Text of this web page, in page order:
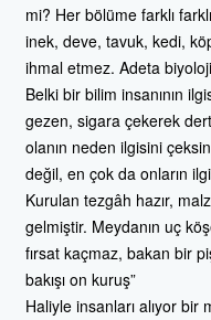
mi? Her bölüme farklı
inek, deve, tavuk, kedi,
ihmal etmez. Adeta
Belki bir bilim insanının
gezen, sigara çekerek
olanın neden ilgisini
değil, en çok da onların
Kurulan tezgâh hazır,
gelmiştir. Meydanın uç
fırsat kaçmaz, bakan bir
bakışı on kuruş”
Haliyle insanları alıyor bir